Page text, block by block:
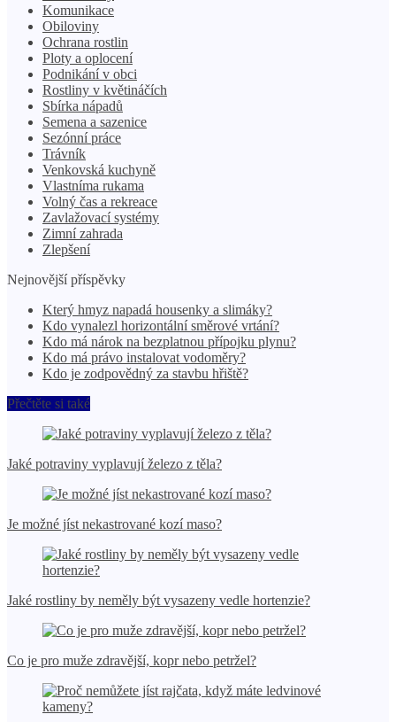
Komunikace
Obiloviny
Ochrana rostlin
Ploty a oplocení
Podnikání v obci
Rostliny v květináčích
Sbírka nápadů
Semena a sazenice
Sezónní práce
Trávník
Venkovská kuchyně
Vlastníma rukama
Volný čas a rekreace
Zavlažovací systémy
Zimní zahrada
Zlepšení
Nejnovější příspěvky
Který hmyz napadá housenky a slimáky?
Kdo vynalezl horizontální směrové vrtání?
Kdo má nárok na bezplatnou přípojku plynu?
Kdo má právo instalovat vodoměry?
Kdo je zodpovědný za stavbu hřiště?
Přečtěte si také
Jaké potraviny vyplavují železo z těla?
Je možné jíst nekastrované kozí maso?
Jaké rostliny by neměly být vysazeny vedle hortenzie?
Co je pro muže zdravější, kopr nebo petržel?